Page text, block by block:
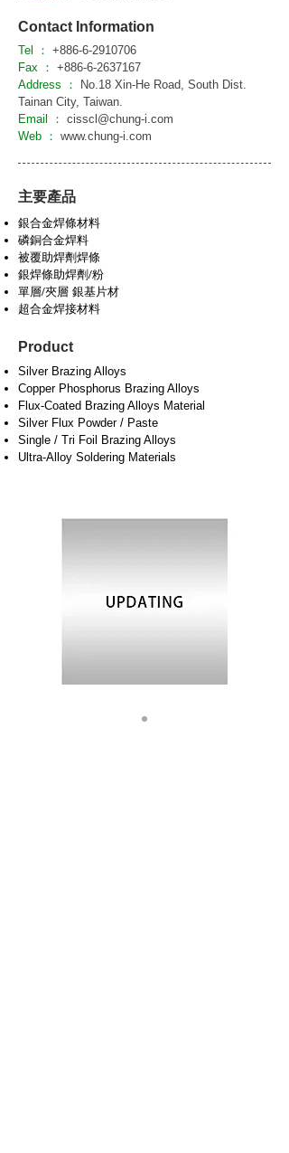
Contact Information
Tel ： +886-6-2910706
Fax ： +886-6-2637167
Address ：
No.18 Xin-He Road, South Dist.
Tainan City, Taiwan.
Email ： cisscl@chung-i.com
Web ： www.chung-i.com
主要產品
銀合金焊條材料
磷銅合金焊料
被覆助焊劑焊條
銀焊條助焊劑/粉
單層/夾層 銀基片材
超合金焊接材料
Product
Silver Brazing Alloys
Copper Phosphorus Brazing Alloys
Flux-Coated Brazing Alloys Material
Silver Flux Powder / Paste
Single / Tri Foil Brazing Alloys
Ultra-Alloy Soldering Materials